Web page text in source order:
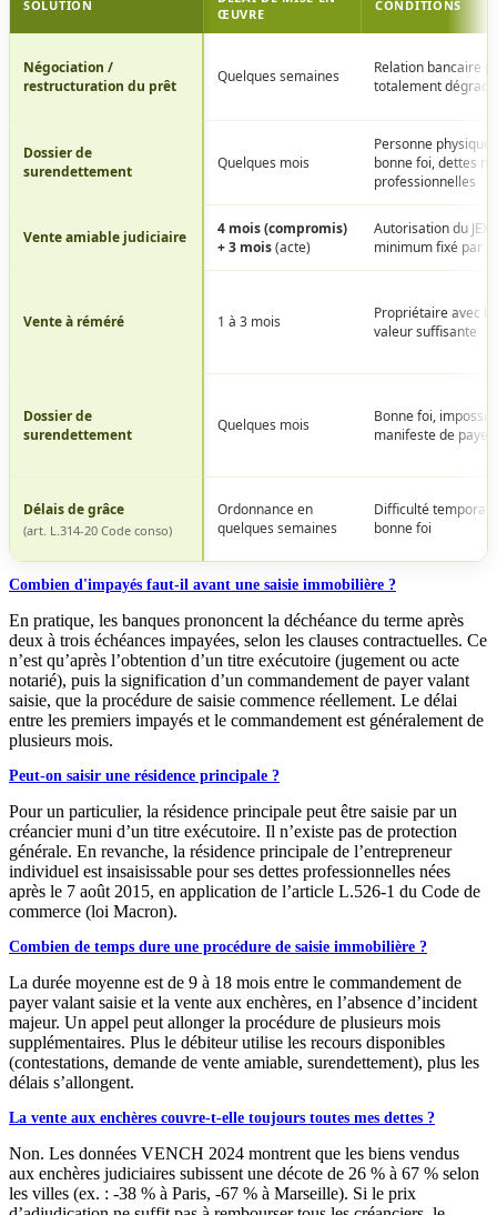
des
alternatives
traitement
des
difficultés
SOLUTION
ŒUVRE
CONDITIONS
Négociation /
restructuration du prêt
Quelques semaines
Relation bancaire
totalement
Dossier de
surendettement
Quelques mois
Personne physique
bonne foi, dettes
professionnelles
Vente amiable judiciaire
4 mois (compromis)
+ 3 mois(acte)
Autorisation du
minimum fixé par
Vente à réméré 1 à 3 mois
Propriétaire avec
valeur suffisante
Dossier de
surendettement
Quelques mois
Bonne foi,
manifeste de payer
Délais de grâce
(art. L.314-20 Code conso)
Ordonnance en
quelques semaines
Difficulté
bonne foi
Combien d'impayés faut-il avant une saisie immobilière ?
En pratique, les banques prononcent la déchéance du terme après
deux à trois échéances impayées, selon les clauses contractuelles. Ce
n’est qu’après l’obtention d’un titre exécutoire (jugement ou acte
notarié), puis la signification d’un commandement de payer valant
saisie, que la procédure de saisie commence réellement. Le délai
entre les premiers impayés et le commandement est généralement de
plusieurs mois.
Peut-on saisir une résidence principale ?
Pour un particulier, la résidence principale peut être saisie par un
créancier muni d’un titre exécutoire. Il n’existe pas de protection
générale. En revanche, la résidence principale de l’entrepreneur
individuel est insaisissable pour ses dettes professionnelles nées
après le 7 août 2015, en application de l’article L.526-1 du Code de
commerce (loi Macron).
Combien de temps dure une procédure de saisie immobilière ?
La durée moyenne est de 9 à 18 mois entre le commandement de
payer valant saisie et la vente aux enchères, en l’absence d’incident
majeur. Un appel peut allonger la procédure de plusieurs mois
supplémentaires. Plus le débiteur utilise les recours disponibles
(contestations, demande de vente amiable, surendettement), plus les
délais s’allongent.
La vente aux enchères couvre-t-elle toujours toutes mes dettes ?
Non. Les données VENCH 2024 montrent que les biens vendus
aux enchères judiciaires subissent une décote de 26 % à 67 % selon
les villes (ex. : -38 % à Paris, -67 % à Marseille). Si le prix